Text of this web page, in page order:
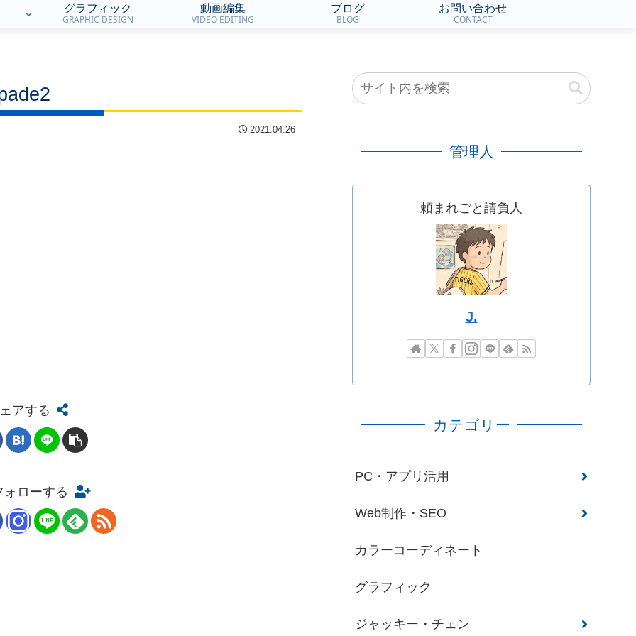
グラフィック
GRAPHIC DESIGN
動画編集
VIDEO EDITING
ブログ
BLOG
お問い合わせ
CONTACT
2021.04.26
アする
ォローする
管理人
頼まれごと請負人
J.
カテゴリー
PC・アプリ活用
Web制作・SEO
カラーコーディネート
グラフィック
ジャッキー・チェン